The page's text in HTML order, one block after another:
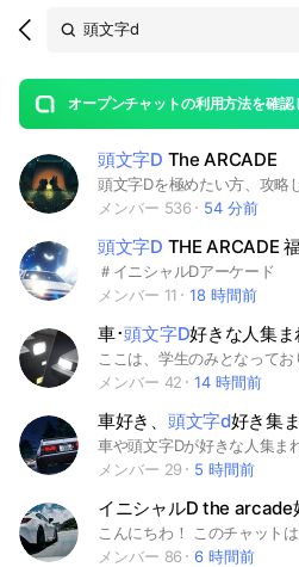
Search
OpenChats
messages
search
area
オープンチャットの利用方法を確認
open
頭文字D The ARCADE
メンバー 536
54 分前
頭文字D THE ARCADE
＃イニシャルDアーケード
メンバー 11
18 時間前
車･頭文字D好きな人集
メンバー 42
14 時間前
車好き、 頭文字d好き集
車や頭文字Dが好きな人集ま
メンバー 29
5 時間前
イニシャルD the arcade
メンバー 86
6 時間前